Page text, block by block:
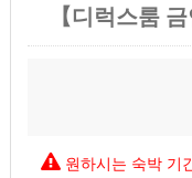
【디럭스룸
원하시는 숙박 기